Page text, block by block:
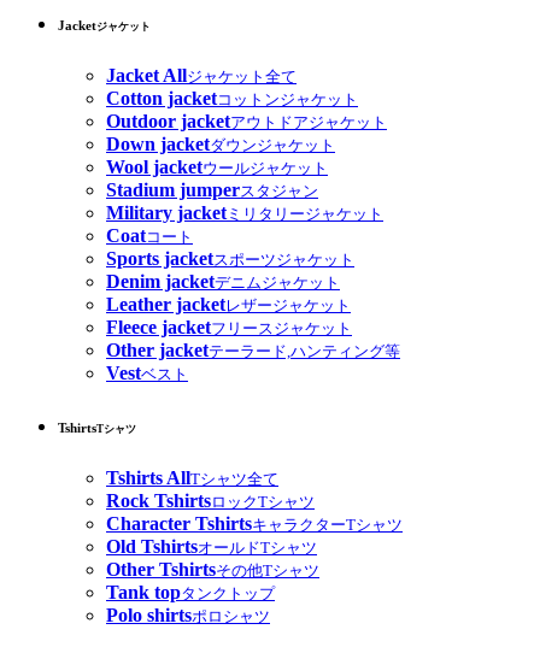
Jacketジャケット
Jacket Allジャケット全て
Cotton jacketコットンジャケット
Outdoor jacketアウトドアジャケット
Down jacketダウンジャケット
Wool jacketウールジャケット
Stadium jumperスタジャン
Military jacketミリタリージャケット
Coatコート
Sports jacketスポーツジャケット
Denim jacketデニムジャケット
Leather jacketレザージャケット
Fleece jacketフリースジャケット
Other jacketテーラード,ハンティング等
Vestベスト
TshirtsTシャツ
Tshirts AllTシャツ全て
Rock TshirtsロックTシャツ
Character TshirtsキャラクターTシャツ
Old TshirtsオールドTシャツ
Other Tshirtsその他Tシャツ
Tank topタンクトップ
Polo shirtsポロシャツ